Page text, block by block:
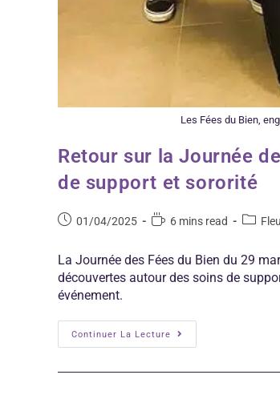
Les Fées du Bien,
Retour sur la Journée
de support et sororité
01/04/2025 6 mins read
La Journée des Fées du Bien du 29
découvertes autour des soins de
événement.
Continuer La Lecture